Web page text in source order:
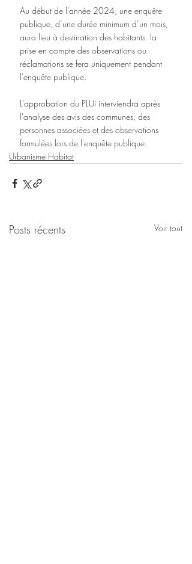
Au début de l'année 2024, une enquête
publique, d’une durée minimum d’un mois,
aura lieu à destination des habitants. la
prise en compte des observations ou
réclamations se fera uniquement pendant
l'enquête publique.
L’approbation du PLUi interviendra après
l'analyse des avis des communes, des
personnes associées et des observations
formulées lors de l'enquête publique.
Urbanisme Habitat
Posts récents Voir tout